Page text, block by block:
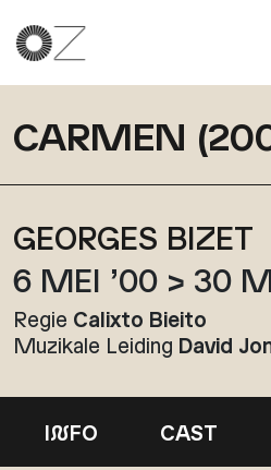
CARMEN
GEORGES BIZET
6 MEI ’00 > 30
Regie Calixto Bieito
Muzikale Leiding David
INFO CAST